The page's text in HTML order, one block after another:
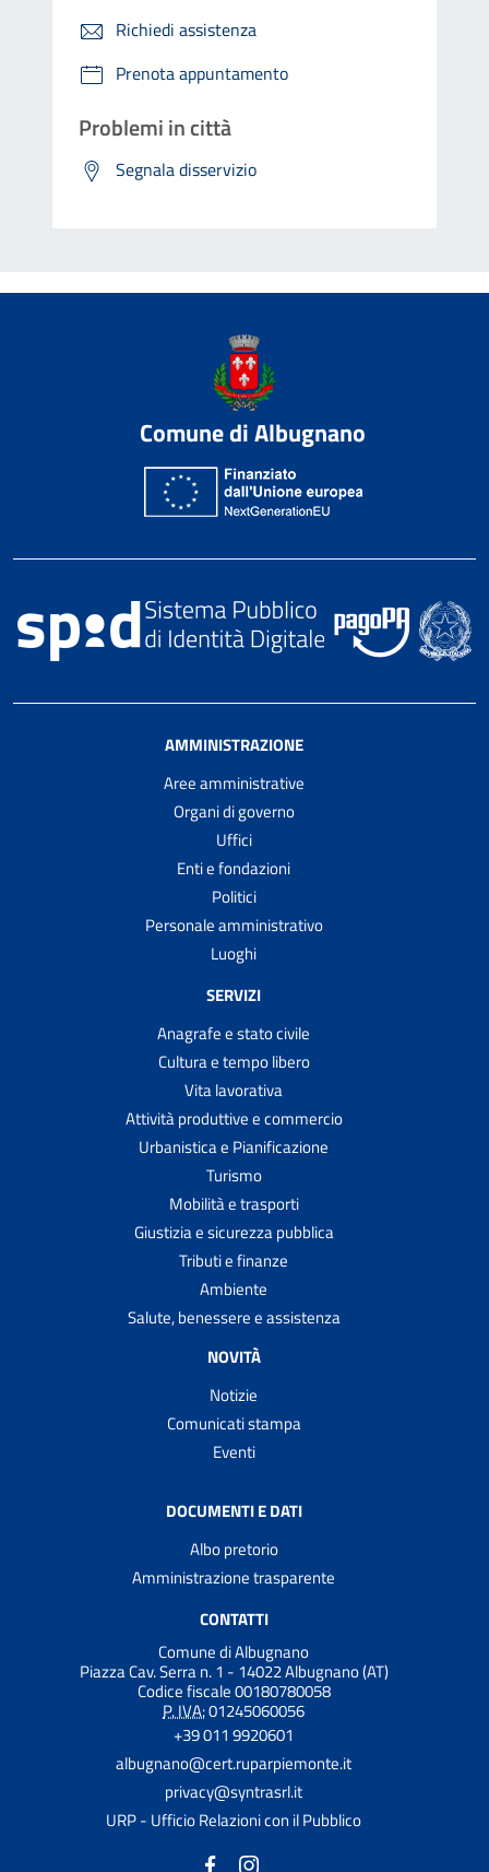
Richiedi assistenza
Prenota appuntamento
Problemi in città
Segnala disservizio
Comune di Albugnano
AMMINISTRAZIONE
Aree amministrative
Organi di governo
Uffici
Enti e fondazioni
Politici
Personale amministrativo
Luoghi
SERVIZI
Anagrafe e stato civile
Cultura e tempo libero
Vita lavorativa
Attività produttive e commercio
Urbanistica e Pianificazione
Turismo
Mobilità e trasporti
Giustizia e sicurezza pubblica
Tributi e finanze
Ambiente
Salute, benessere e assistenza
NOVITÀ
Notizie
Comunicati stampa
Eventi
DOCUMENTI E DATI
Albo pretorio
Amministrazione trasparente
CONTATTI
Comune di Albugnano
Piazza Cav. Serra n. 1 - 14022 Albugnano (AT)
Codice fiscale 00180780058
P. IVA:01245060056
+39 011 9920601
albugnano@cert.ruparpiemonte.it
privacy@syntrasrl.it
URP - Ufficio Relazioni con il Pubblico